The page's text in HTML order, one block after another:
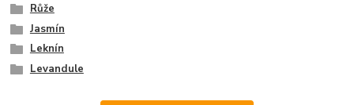
Růže
Jasmín
Leknín
Levandule